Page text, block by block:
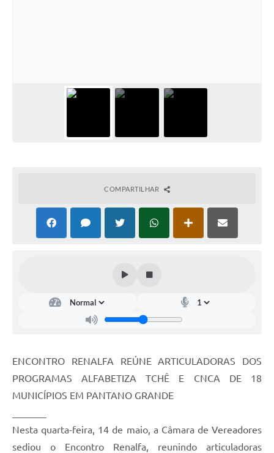
COMPARTILHAR
ENCONTRO RENALFA REÚNE ARTICULADORAS DOS
PROGRAMAS ALFABETIZA TCHÊ E CNCA DE 18
MUNICÍPIOS EM PANTANO GRANDE
Nesta quarta-feira, 14 de maio, a Câmara de Vereadores
sediou o Encontro Renalfa, reunindo articuladoras